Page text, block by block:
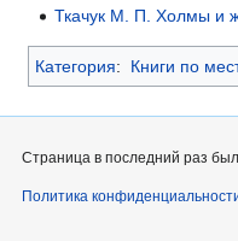
Ткачук М. П. Холмы и
Категория: Книги по
Страница в последний раз
Политика